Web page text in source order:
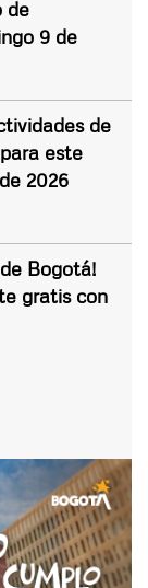
de
9 de
de
este
2026
Bogotá!
gratis con